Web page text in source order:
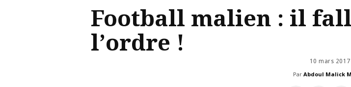
Football malien : il
l’ordre !
10 mars 2017
Par Abdoul Malick